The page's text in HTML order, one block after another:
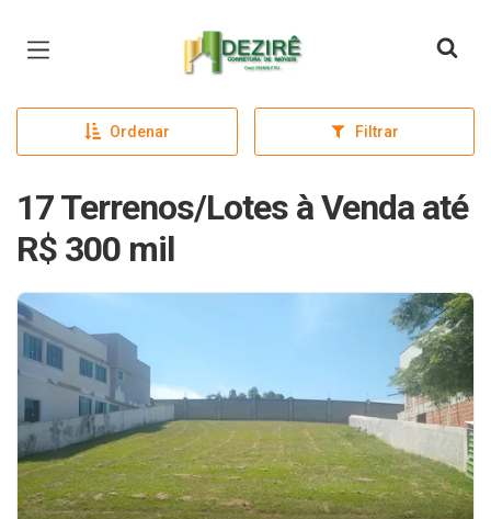
Página inicial
Ordenar Filtrar
17 Terrenos/Lotes à Venda até
R$ 300 mil